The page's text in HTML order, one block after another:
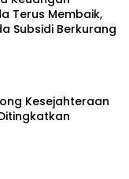
Terus Membaik,
Subsidi Berkurang
Kesejahteraan